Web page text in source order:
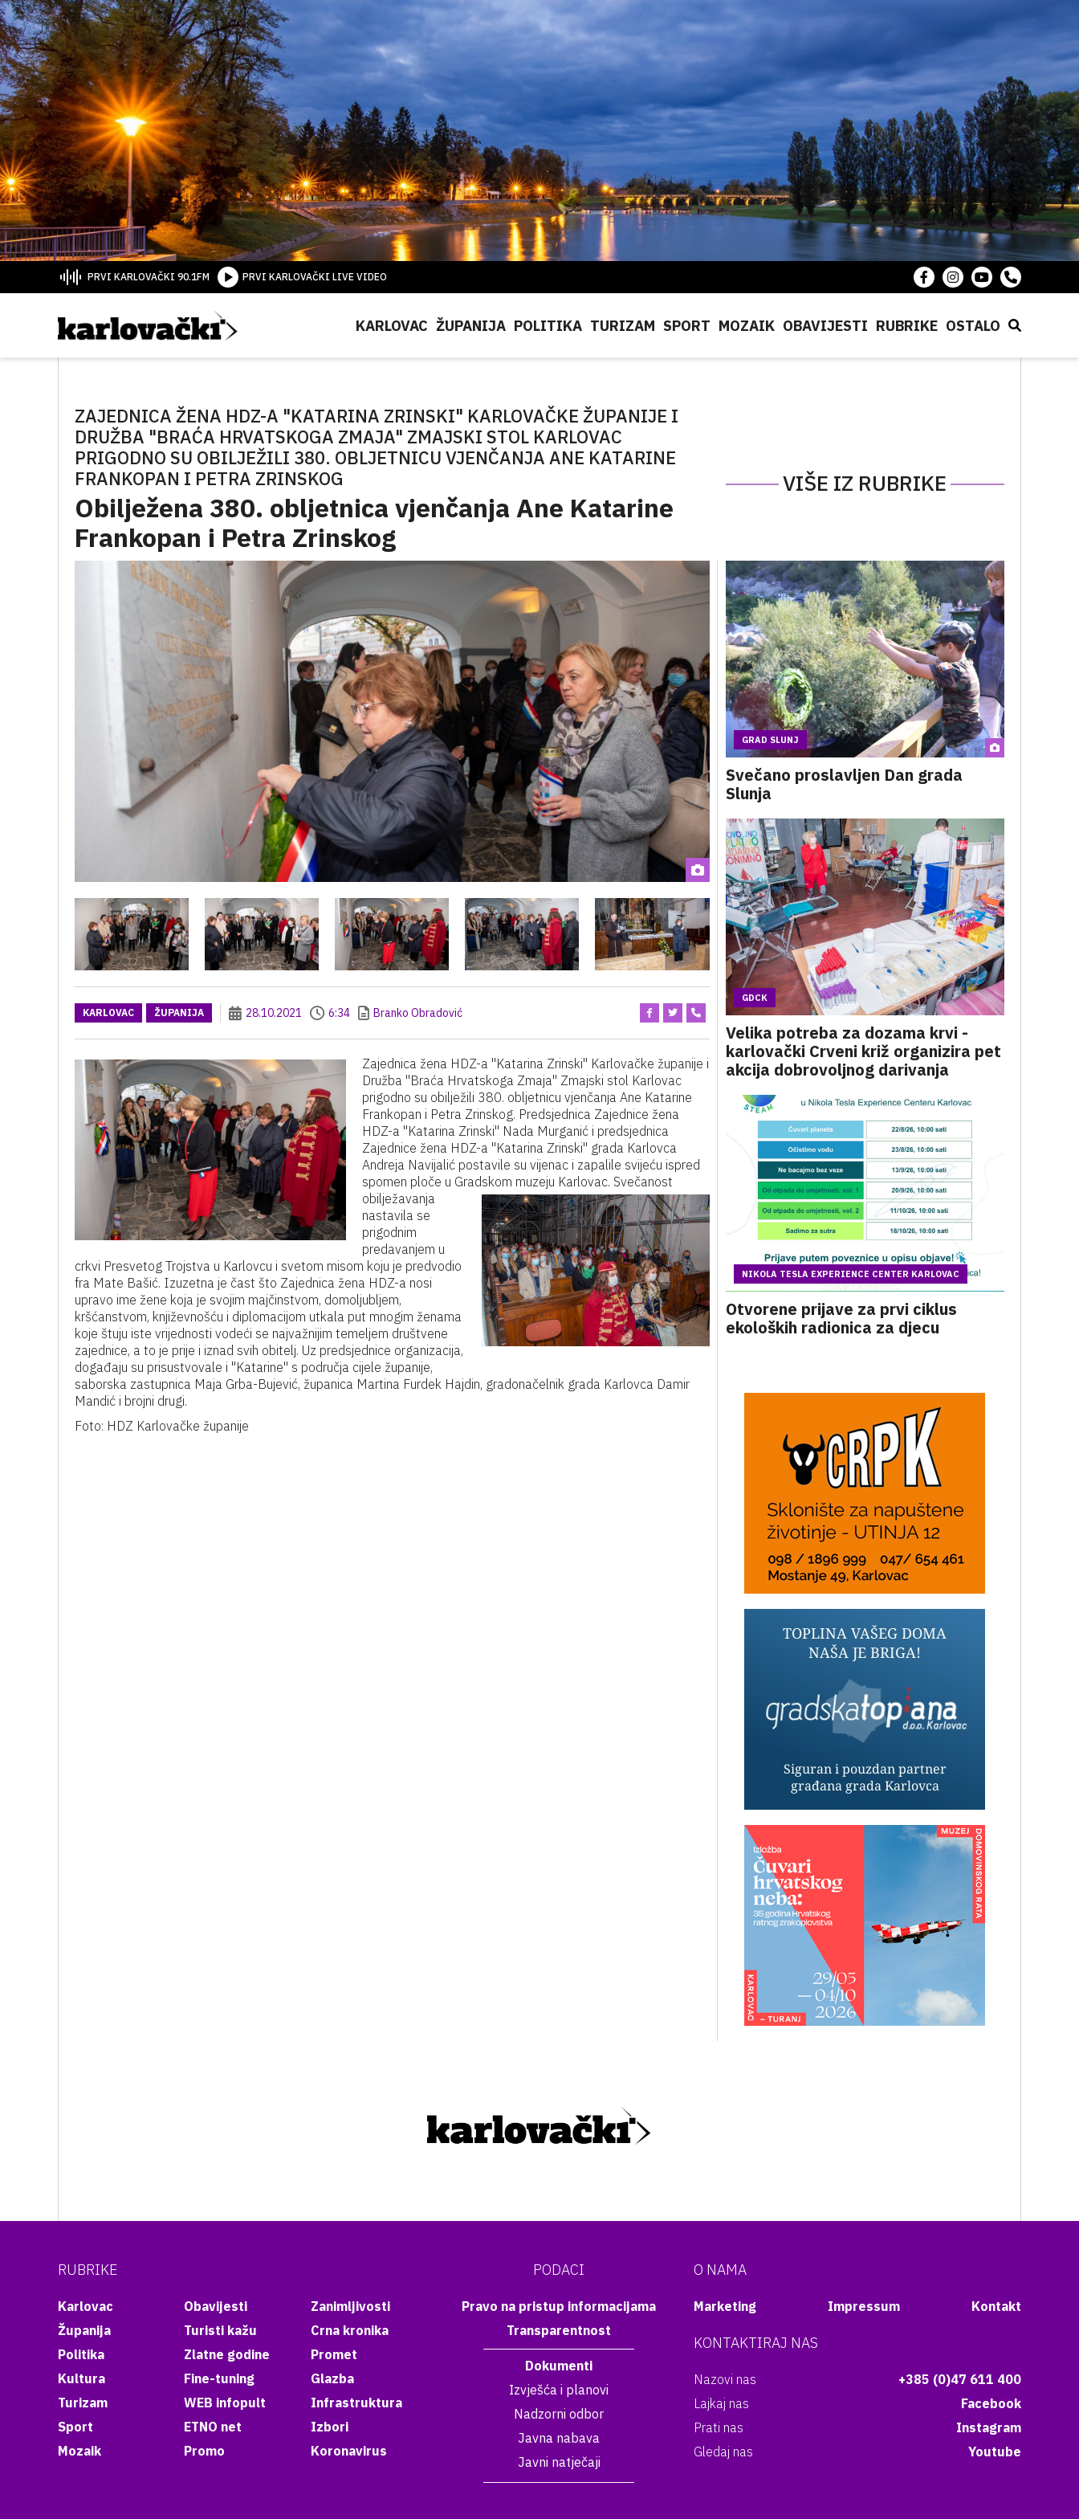
PRVI KARLOVAČKI 90.1FM PRVI KARLOVAČKI LIVE VIDEO
KARLOVAC ŽUPANIJA POLITIKA TURIZAM SPORT MOZAIK OBAVIJESTI RUBRIKE OSTALO
ZAJEDNICA ŽENA HDZ-A "KATARINA ZRINSKI" KARLOVAČKE ŽUPANIJE I
DRUŽBA "BRAĆA HRVATSKOGA ZMAJA" ZMAJSKI STOL KARLOVAC
PRIGODNO SU OBILJEŽILI 380. OBLJETNICU VJENČANJA ANE KATARINE
FRANKOPAN I PETRA ZRINSKOG
Obilježena 380. obljetnica vjenčanja Ane Katarine
Frankopan i Petra Zrinskog
VIŠE IZ RUBRIKE
KARLOVAC ŽUPANIJA 28.10.2021 6:34 Branko Obradović
Zajednica žena HDZ-a "Katarina Zrinski" Karlovačke županije i
Družba "Braća Hrvatskoga Zmaja" Zmajski stol Karlovac
prigodno su obilježili 380. obljetnicu vjenčanja Ane Katarine
Frankopan i Petra Zrinskog. Predsjednica Zajednice žena
HDZ-a "Katarina Zrinski" Nada Murganić i predsjednica
Zajednice žena HDZ-a "Katarina Zrinski" grada Karlovca
Andreja Navijalić postavile su vijenac i zapalile svijeću ispred
spomen ploče u Gradskom muzeju Karlovac. Svečanost
obilježavanja
nastavila se
prigodnim
predavanjem u
crkvi Presvetog Trojstva u Karlovcu i svetom misom koju je predvodio
fra Mate Bašić. Izuzetna je čast što Zajednica žena HDZ-a nosi
upravo ime žene koja je svojim majčinstvom, domoljubljem,
kršćanstvom, književnošću i diplomacijom utkala put mnogim ženama
koje štuju iste vrijednosti vodeći se najvažnijim temeljem društvene
zajednice, a to je prije i iznad svih obitelj. Uz predsjednice organizacija,
događaju su prisustvovale i "Katarine" s područja cijele županije,
saborska zastupnica Maja Grba-Bujević, županica Martina Furdek Hajdin, gradonačelnik grada Karlovca Damir
Mandić i brojni drugi.
Foto: HDZ Karlovačke županije
GRAD SLUNJ
Svečano proslavljen Dan grada
Slunja
GDCK
Velika potreba za dozama krvi -
karlovački Crveni križ organizira pet
akcija dobrovoljnog darivanja
NIKOLA TESLA EXPERIENCE CENTER KARLOVAC
Otvorene prijave za prvi ciklus
ekoloških radionica za djecu
RUBRIKE
Karlovac
Županija
Politika
Kultura
Turizam
Sport
Mozaik
Obavijesti
Turisti kažu
Zlatne godine
Fine-tuning
WEB infopult
ETNO net
Promo
Zanimljivosti
Crna kronika
Promet
Glazba
Infrastruktura
Izbori
Koronavirus
PODACI
Pravo na pristup informacijama
Transparentnost
Dokumenti
Izvješća i planovi
Nadzorni odbor
Javna nabava
Javni natječaji
O NAMA
Marketing Impressum Kontakt
KONTAKTIRAJ NAS
Nazovi nas
+385 (0)47 611 400
Lajkaj nas
Facebook
Prati nas
Instagram
Gledaj nas
Youtube